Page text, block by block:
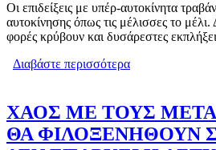
Οι επιδείξεις με υπέρ-αυτοκίνητα
αυτοκίνησης όπως τις μέλισσες το
φορές κρύβουν και δυσάρεστες
Διαβάστε περισσότερα
ΧΑΟΣ ΜΕ ΤΟΥΣ
ΘΑ ΦΙΛΟΞΕΝΗΘΟΥΝ